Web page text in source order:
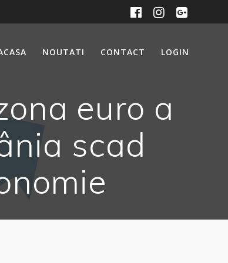
NOUTATI CONTACT LOGIN
euro a
scad